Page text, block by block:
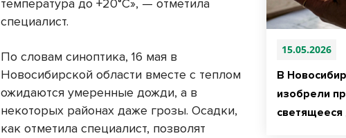
15.05.2026
В
изобрели
температура до +20°С», — отметила
специалист.
По словам синоптика, 16 мая в
Новосибирской области вместе с теплом
ожидаются умеренные дожди, а в
некоторых районах даже грозы. Осадки,
как отметила специалист, позволят